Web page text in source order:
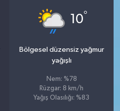
10°
Bölgesel düzensiz yağmur
yağışlı
Nem: %78
Rüzgar: 8 km/h
Yağış Olasılığı: %83